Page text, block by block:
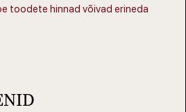
toodete hinnad võivad erineda